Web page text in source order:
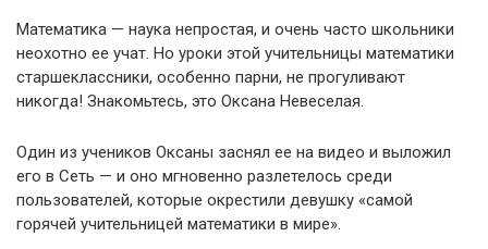
Математика — наука непростая, и очень часто школьники
неохотно ее учат. Но уроки этой учительницы математики
старшеклассники, особенно парни, не прогуливают
никогда! Знакомьтесь, это Оксана Невеселая.
Один из учеников Оксаны заснял ее на видео и выложил
его в Сеть — и оно мгновенно разлетелось среди
пользователей, которые окрестили девушку «самой
горячей учительницей математики в мире».